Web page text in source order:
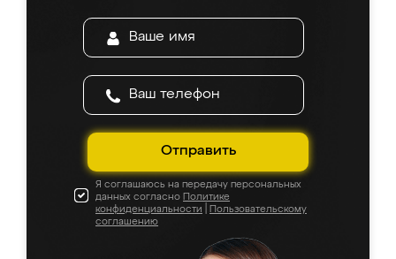
Отправить
Я соглашаюсь на передачу персональных
данных согласно Политике
конфиденциальности
Пользовательскому
соглашению